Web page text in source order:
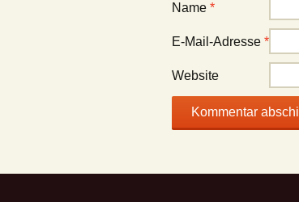
Name *
E-Mail-Adresse *
Website